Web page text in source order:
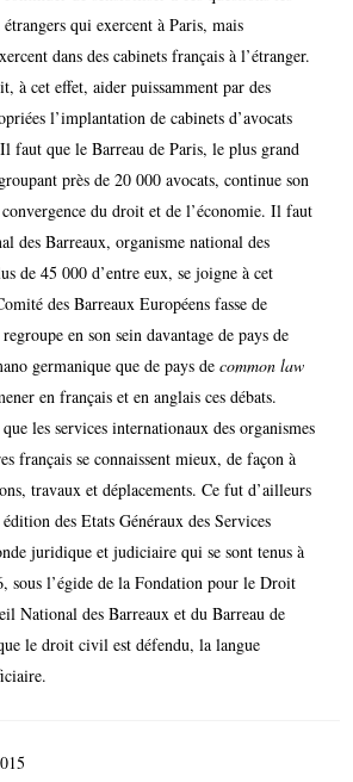
qui exercent à Paris, mais
dans des cabinets français à l’étranger.
à cet effet, aider puissamment par des
l’implantation de cabinets d’avocats
faut que le Barreau de Paris, le plus grand
près de 20 000 avocats, continue son
du droit et de l’économie. Il faut
des Barreaux, organisme national des
de 45 000 d’entre eux, se joigne à cet
des Barreaux Européens fasse de
en son sein davantage de pays de
germanique que de pays de common law
en français et en anglais ces débats.
les services internationaux des organismes
français se connaissent mieux, de façon à
travaux et déplacements. Ce fut d’ailleurs
des Etats Généraux des Services
juridique et judiciaire qui se sont tenus à
sous l’égide de la Fondation pour le Droit
National des Barreaux et du Barreau de
le droit civil est défendu, la langue